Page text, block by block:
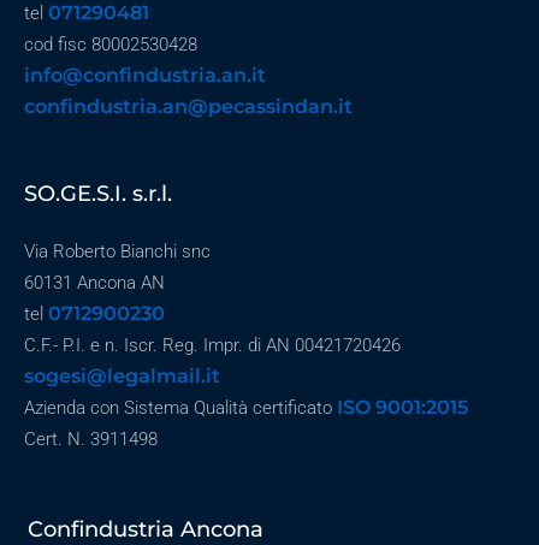
tel 071290481
cod fisc 80002530428
info@confindustria.an.it
confindustria.an@pecassindan.it
SO.GE.S.I. s.r.l.
Via Roberto Bianchi snc
60131 Ancona AN
tel 0712900230
C.F.- P.I. e n. Iscr. Reg. Impr. di AN 00421720426
sogesi@legalmail.it
Azienda con Sistema Qualità certificato ISO 9001:2015
Cert. N. 3911498
Confindustria Ancona